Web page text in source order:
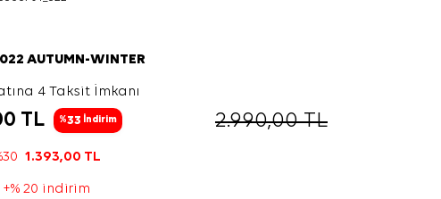
AUTUMN-WINTER
4 Taksit İmkanı
TL %33 İndirim 2.990,00TL
1.393,00 TL
20 indirim